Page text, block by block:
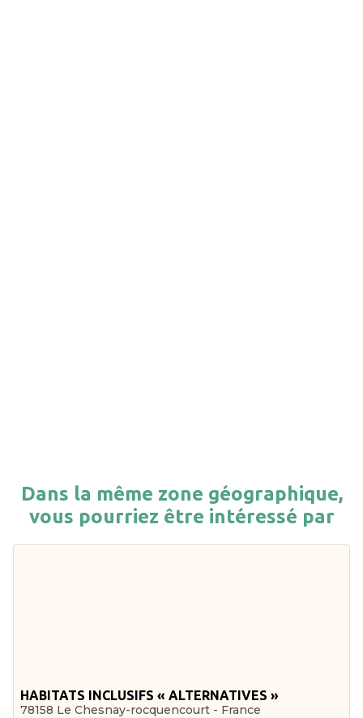
Dans la même zone géographique,
vous pourriez être intéressé par
HABITATS INCLUSIFS « ALTERNATIVES »
78158 Le Chesnay-rocquencourt - France